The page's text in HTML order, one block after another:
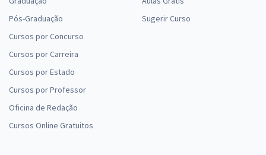
Pós-Graduação
Cursos por Concurso
Cursos por Carreira
Cursos por Estado
Cursos por Professor
Oficina de Redação
Cursos Online Gratuitos
Sugerir Curso